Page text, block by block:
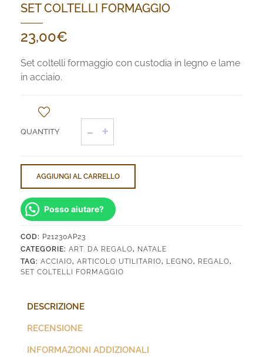
SET COLTELLI FORMAGGIO
23,00€
Set coltelli formaggio con custodia in legno e lame
in acciaio.
Coltelli
Formaggio
AGGIUNGI AL CARRELLO
Posso aiutare?
COD: P21230AP23
CATEGORIE: ART. DA REGALO, NATALE
TAG: ACCIAIO, ARTICOLO UTILITARIO, LEGNO, REGALO,
SET COLTELLI FORMAGGIO
DESCRIZIONE
RECENSIONE
INFORMAZIONI ADDIZIONALI